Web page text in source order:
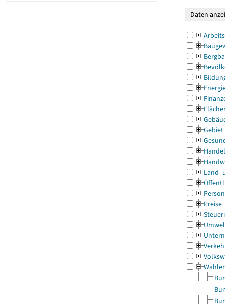
Gebiet
Land-
Preise